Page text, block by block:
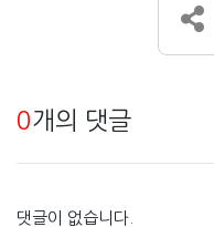
0개의 댓글
댓글이 없습니다.